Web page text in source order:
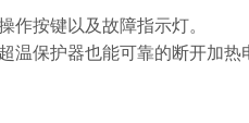
作按键以及故障指示灯。
温保护器也能可靠的断开加热